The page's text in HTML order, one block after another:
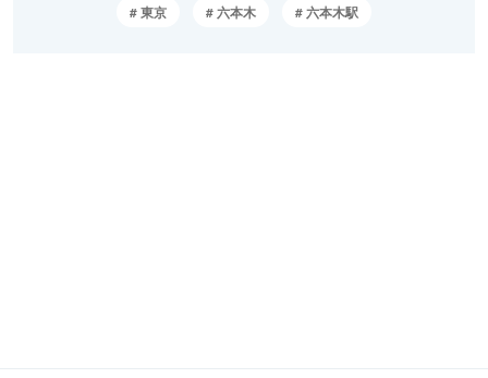
東京 六本木 六本木駅